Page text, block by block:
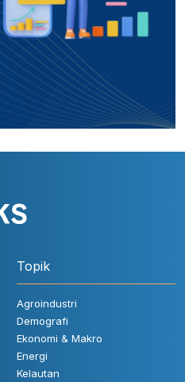
Topik
Agroindustri
Demografi
Ekonomi & Makro
Energi
Kelautan